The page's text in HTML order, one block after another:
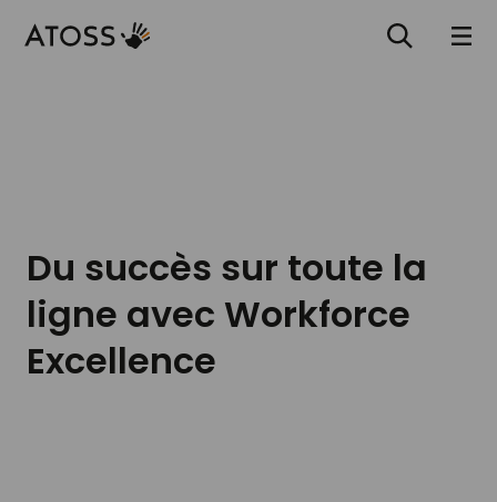
Du succès sur toute la
ligne avec Workforce
Excellence